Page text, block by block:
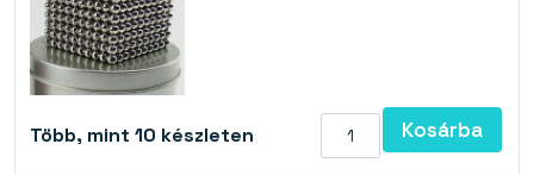
Több, mint 10 készleten Kosárba